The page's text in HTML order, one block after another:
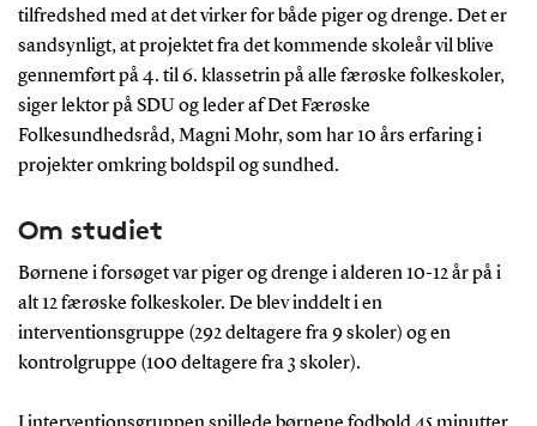
tilfredshed med at det virker for både piger og drenge. Det er
sandsynligt, at projektet fra det kommende skoleår vil blive
gennemført på 4. til 6. klassetrin på alle færøske folkeskoler,
siger lektor på SDU og leder af Det Færøske
Folkesundhedsråd, Magni Mohr, som har 10 års erfaring i
projekter omkring boldspil og sundhed.
Om studiet
Børnene i forsøget var piger og drenge i alderen 10-12 år på i
alt 12 færøske folkeskoler. De blev inddelt i en
interventionsgruppe (292 deltagere fra 9 skoler) og en
kontrolgruppe (100 deltagere fra 3 skoler).